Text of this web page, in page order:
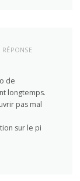
RÉPONSE
de
longtemps.
pas mal
sur le pi